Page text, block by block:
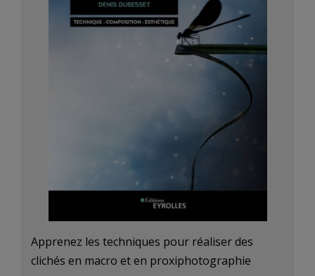
Apprenez les techniques pour réaliser des
clichés en macro et en proxiphotographie